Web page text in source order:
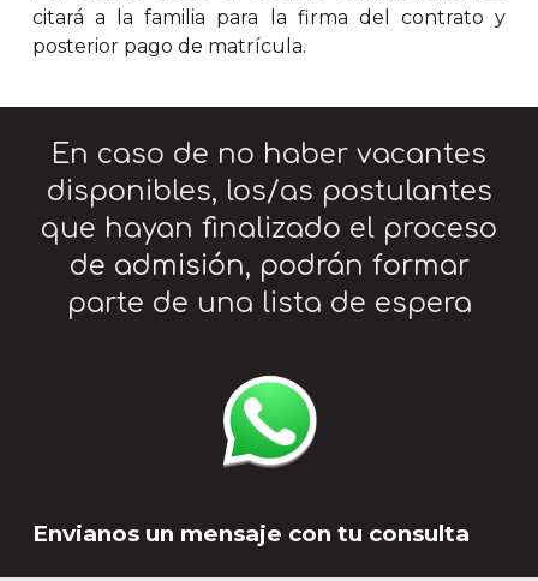
citará a la familia para la firma del contrato y
posterior pago de matrícula.
En caso de no haber vacantes
disponibles, los/as postulantes
que hayan finalizado el proceso
de admisión, podrán formar
parte de una lista de espera
Envianos un mensaje con tu consulta